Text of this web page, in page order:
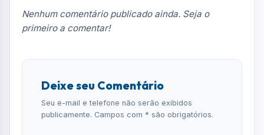
Nenhum comentário publicado ainda. Seja o
primeiro a comentar!
Deixe seu Comentário
Seu e-mail e telefone não serão exibidos
publicamente. Campos com * são obrigatórios.